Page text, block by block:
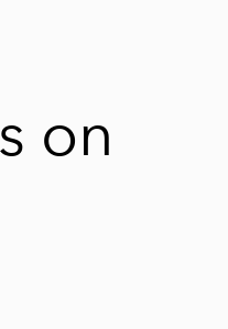
on